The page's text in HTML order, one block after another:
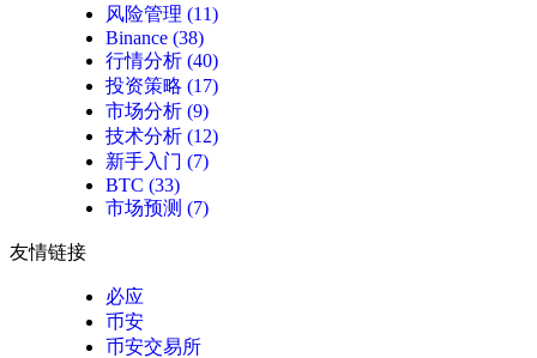
风险管理 (11)
Binance (38)
行情分析 (40)
投资策略 (17)
市场分析 (9)
技术分析 (12)
新手入门 (7)
BTC (33)
市场预测 (7)
友情链接
必应
币安
币安交易所